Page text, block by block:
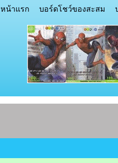
หน้าแรก บอร์ดโชว์ของสะสม